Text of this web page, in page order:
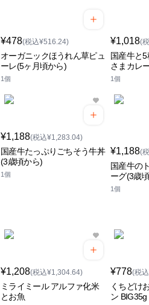
¥478(税込¥516.24)
オーガニックほうれん草ピュ
ーレ(5ヶ月頃から)
1個
¥1,018(
国産牛と
さまカレ
1個
¥1,188(税込¥1,283.04)
国産牛たっぷりごちそう牛丼
(3歳頃から)
1個
¥1,188(
国産牛の
ーグ(3歳
1個
¥1,208(税込¥1,304.64)
ミライミール アルファ化米
とお魚
¥778(税
くちどけ
ン BIG35g